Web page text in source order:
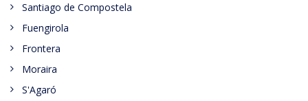
Santiago de Compostela
Fuengirola
Frontera
Moraira
S'Agaró